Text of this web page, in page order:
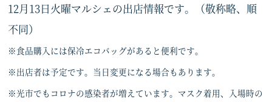
12月13日火曜マルシェの出店情報です。（敬称略、順
不同）
※食品購入には保冷エコバッグがあると便利です。
※出店者は予定です。当日変更になる場合もあります。
※光市でもコロナの感染者が増えています。マスク着用、入場時の